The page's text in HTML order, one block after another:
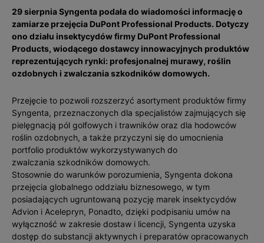
29 sierpnia Syngenta podała do wiadomości informację o
zamiarze przejęcia DuPont Professional Products. Dotyczy
ono działu insektycydów firmy DuPont Professional
Products, wiodącego dostawcy innowacyjnych produktów
reprezentujących rynki: profesjonalnej murawy, roślin
ozdobnych i zwalczania szkodników domowych.
Przejęcie to pozwoli rozszerzyć asortyment produktów firmy
Syngenta, przeznaczonych dla specjalistów zajmujących się
pielęgnacją pól golfowych i trawników oraz dla hodowców
roślin ozdobnych, a także przyczyni się do umocnienia
portfolio produktów wykorzystywanych do
zwalczania szkodników domowych.
Stosownie do warunków porozumienia, Syngenta dokona
przejęcia globalnego oddziału biznesowego, w tym
posiadających ugruntowaną pozycję marek insektycydów
Advion i Acelepryn, Ponadto, dzięki podpisaniu umów na
wyłączność w zakresie dostaw i licencji, Syngenta uzyska
dostęp do substancji aktywnych i preparatów opracowanych